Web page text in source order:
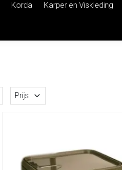
Korda Karper en Viskleding
Prijs